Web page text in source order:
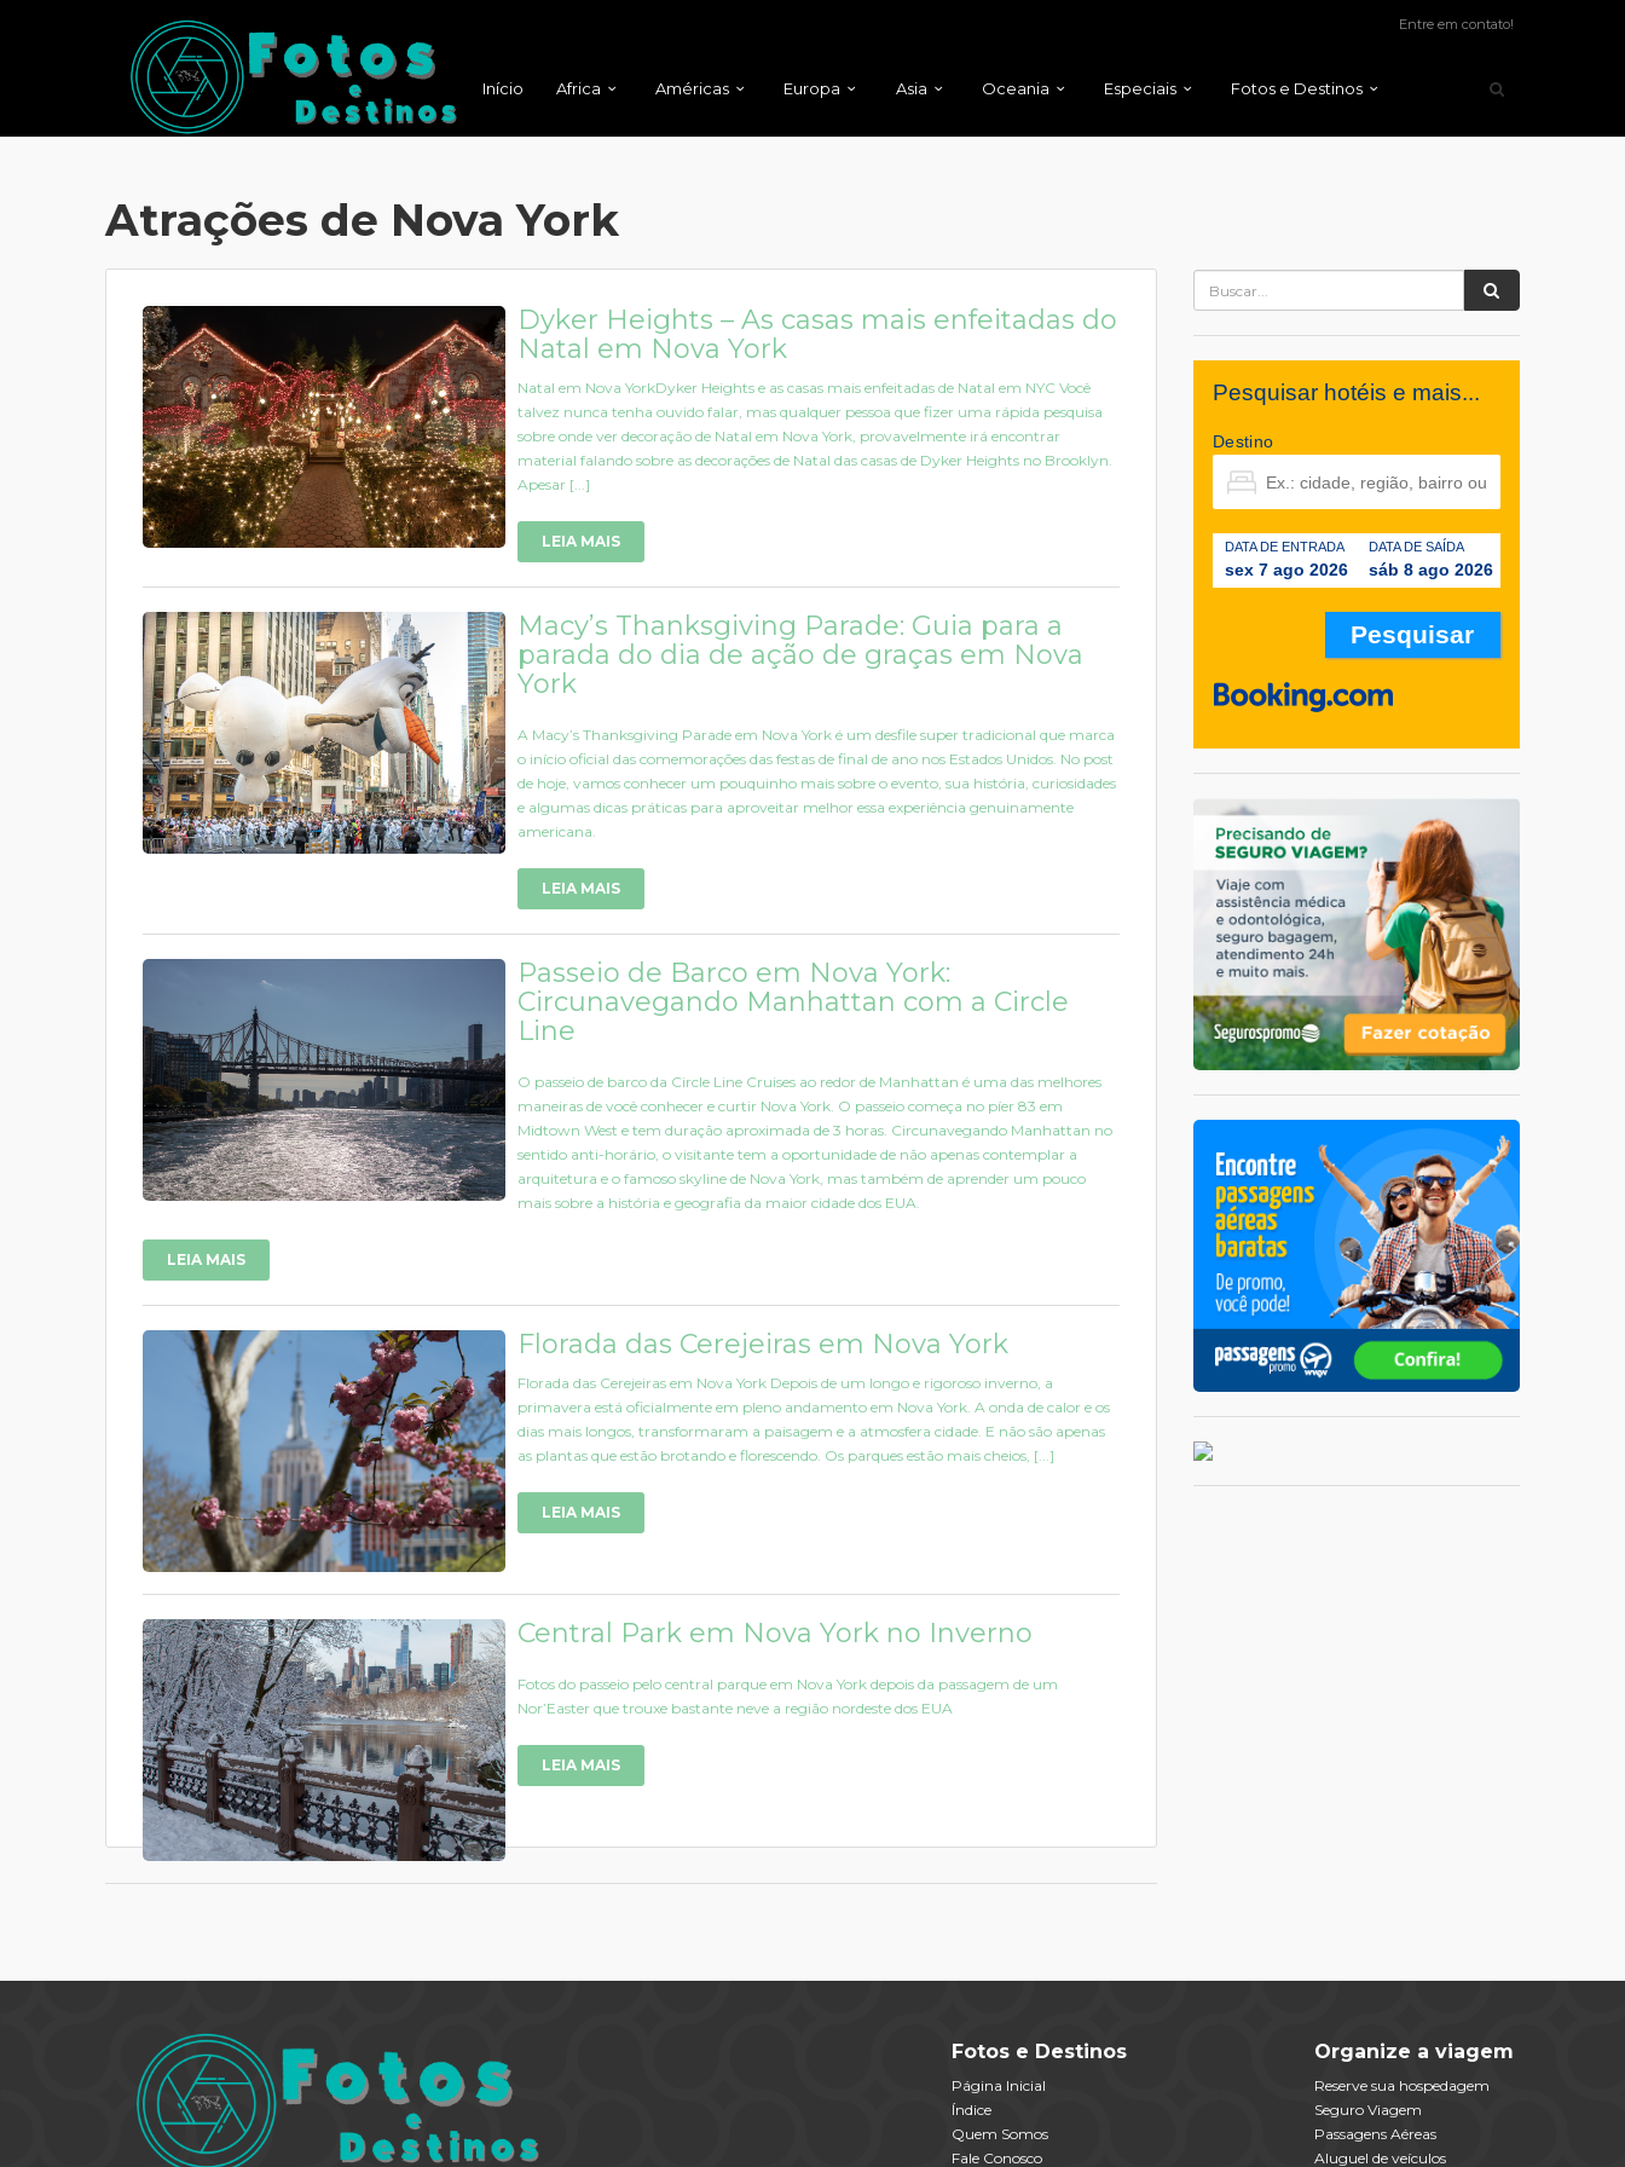
Entre em contato!
Início Africa Américas Europa Asia Oceania Especiais Fotos e Destinos
Atrações de Nova York
Dyker Heights – As casas mais enfeitadas do
Natal em Nova York
Natal em Nova YorkDyker Heights e as casas mais enfeitadas de Natal em NYC Você
talvez nunca tenha ouvido falar, mas qualquer pessoa que fizer uma rápida pesquisa
sobre onde ver decoração de Natal em Nova York, provavelmente irá encontrar
material falando sobre as decorações de Natal das casas de Dyker Heights no Brooklyn.
Apesar [...]
LEIA MAIS
Macy’s Thanksgiving Parade: Guia para a
parada do dia de ação de graças em Nova
York
A Macy’s Thanksgiving Parade em Nova York é um desfile super tradicional que marca
o início oficial das comemorações das festas de final de ano nos Estados Unidos. No post
de hoje, vamos conhecer um pouquinho mais sobre o evento, sua história, curiosidades
e algumas dicas práticas para aproveitar melhor essa experiência genuinamente
americana.
LEIA MAIS
Passeio de Barco em Nova York:
Circunavegando Manhattan com a Circle
Line
O passeio de barco da Circle Line Cruises ao redor de Manhattan é uma das melhores
maneiras de você conhecer e curtir Nova York. O passeio começa no píer 83 em
Midtown West e tem duração aproximada de 3 horas. Circunavegando Manhattan no
sentido anti-horário, o visitante tem a oportunidade de não apenas contemplar a
arquitetura e o famoso skyline de Nova York, mas também de aprender um pouco
mais sobre a história e geografia da maior cidade dos EUA.
LEIA MAIS
Florada das Cerejeiras em Nova York
Florada das Cerejeiras em Nova York Depois de um longo e rigoroso inverno, a
primavera está oficialmente em pleno andamento em Nova York. A onda de calor e os
dias mais longos, transformaram a paisagem e a atmosfera cidade. E não são apenas
as plantas que estão brotando e florescendo. Os parques estão mais cheios, [...]
LEIA MAIS
Central Park em Nova York no Inverno
Fotos do passeio pelo central parque em Nova York depois da passagem de um
Nor’Easter que trouxe bastante neve a região nordeste dos EUA
LEIA MAIS
Pesquisar hotéis e mais...
Destino
DATA DE ENTRADA
sex 7 ago 2026
DATA DE SAÍDA
sáb 8 ago 2026
Fotos e Destinos
Página Inicial
Índice
Quem Somos
Fale Conosco
Organize a viagem
Reserve sua hospedagem
Seguro Viagem
Passagens Aéreas
Aluguel de veículos